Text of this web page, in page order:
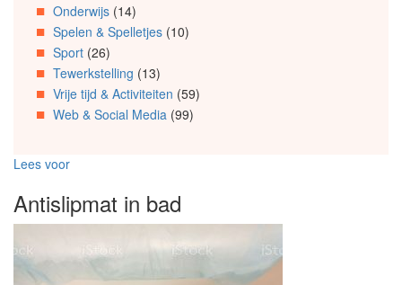
Onderwijs(14)
Spelen & Spelletjes(10)
Sport(26)
Tewerkstelling (13)
Vrije tijd & Activiteiten (59)
Web & Social Media(99)
Lees voor
Antislipmat in bad